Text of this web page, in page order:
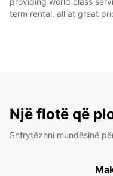
term rental, all at great
Një flotë që
Shfrytëzoni mundësinë